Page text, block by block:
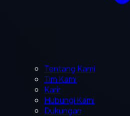
Tentang Kami
Tim Kami
Karir
Hubungi Kami
Dukungan